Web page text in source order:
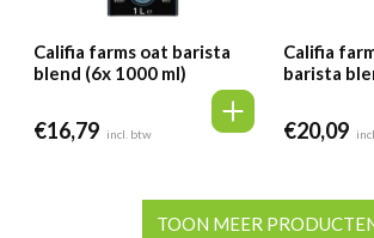
Califia farms oat barista
blend (6x 1000 ml)
€16,79 incl. btw
Califia
barista
€20,09
TOON MEER